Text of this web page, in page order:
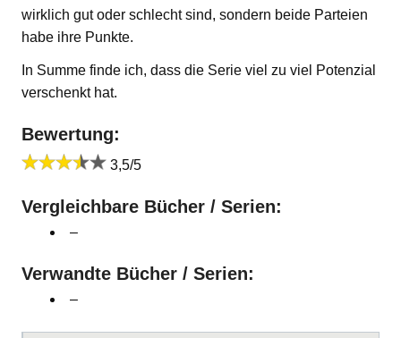
wirklich gut oder schlecht sind, sondern beide Parteien
habe ihre Punkte.
In Summe finde ich, dass die Serie viel zu viel Potenzial
verschenkt hat.
Bewertung:
3,5/5
Vergleichbare Bücher / Serien:
–
Verwandte Bücher / Serien:
–